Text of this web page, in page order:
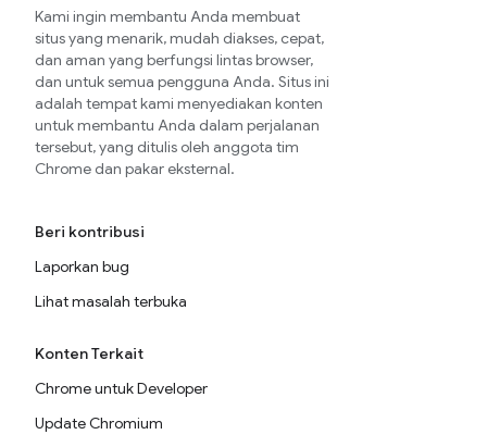
Kami ingin membantu Anda membuat
situs yang menarik, mudah diakses, cepat,
dan aman yang berfungsi lintas browser,
dan untuk semua pengguna Anda. Situs ini
adalah tempat kami menyediakan konten
untuk membantu Anda dalam perjalanan
tersebut, yang ditulis oleh anggota tim
Chrome dan pakar eksternal.
Beri kontribusi
Laporkan bug
Lihat masalah terbuka
Konten Terkait
Chrome untuk Developer
Update Chromium